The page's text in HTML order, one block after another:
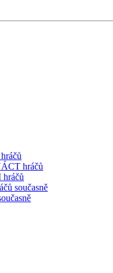
hráčů
hráčů
současně